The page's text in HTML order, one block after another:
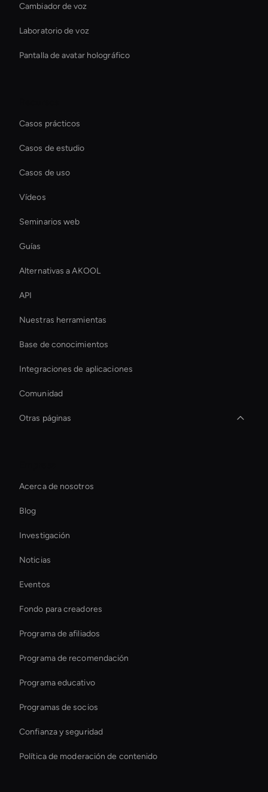
Cambiador de voz
Laboratorio de voz
Pantalla de avatar holográfico
Casos prácticos
Casos de estudio
Casos de uso
Vídeos
Seminarios web
Guías
Alternativas a AKOOL
API
Nuestras herramientas
Base de conocimientos
Integraciones de aplicaciones
Comunidad
Otras páginas
Enterprise Solutions For Ai Avatars
Smart Ai Avatar
Virtual Spokesperson For Branding
Real-Time Ai Avatar
Self-Learning Ai Avatar
Ai-Powered Digital Assistant
Acerca de nosotros
Blog
Investigación
Noticias
Eventos
Fondo para creadores
Programa de afiliados
Programa de recomendación
Programa educativo
Programas de socios
Confianza y seguridad
Política de moderación de contenido